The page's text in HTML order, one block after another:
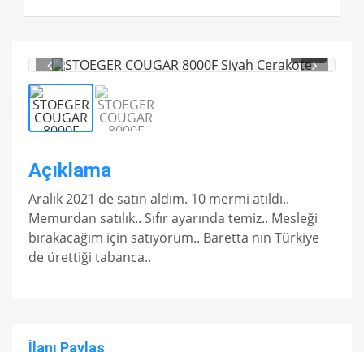
1/ 2
Açıklama
Aralık 2021 de satın aldım. 10 mermi atıldı..
Memurdan satılık.. Sıfır ayarında temiz.. Mesleği
bırakacağım için satıyorum.. Baretta nın Türkiye
de ürettiği tabanca..
İlanı Paylaş